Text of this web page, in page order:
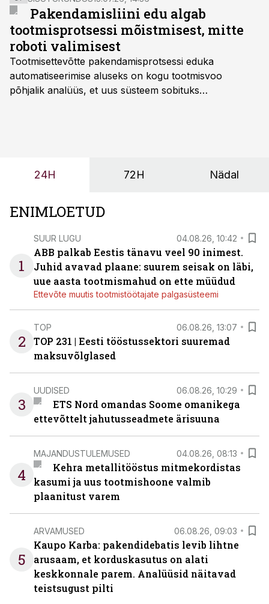
Pakendamisliini edu algab
tootmisprotsessi mõistmisest, mitte
roboti valimisest
Tootmisettevõtte pakendamisprotsessi eduka
automatiseerimise aluseks on kogu tootmisvoo
põhjalik analüüs, et uus süsteem sobituks
OÜ tegevjuht Sander Mitendorf.
24H 72H Nädal
ENIMLOETUD
1
SUUR LUGU 04.08.26, 10:42
ABB palkab Eestis tänavu veel 90 inimest.
Juhid avavad plaane: suurem seisak on läbi,
uue aasta tootmismahud on ette müüdud
Ettevõte muutis tootmistöötajate palgasüsteemi
2
TOP 06.08.26, 13:07
TOP 231 | Eesti tööstussektori suuremad
maksuvõlglased
3
UUDISED 06.08.26, 10:29
ETS Nord omandas Soome omanikega
ettevõttelt jahutusseadmete ärisuuna
4
MAJANDUSTULEMUSED 04.08.26, 08:13
Kehra metallitööstus mitmekordistas
kasumi ja uus tootmishoone valmib
plaanitust varem
5
ARVAMUSED 06.08.26, 09:03
Kaupo Karba: pakendidebatis levib lihtne
arusaam, et korduskasutus on alati
keskkonnale parem. Analüüsid näitavad
teistsugust pilti